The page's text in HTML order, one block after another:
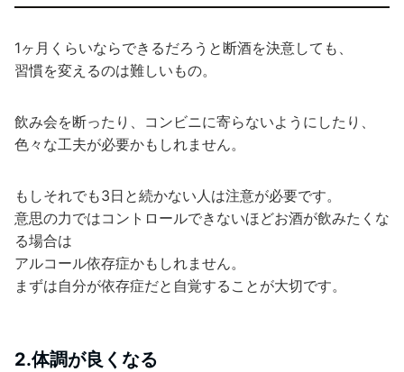
1ヶ月くらいならできるだろうと断酒を決意しても、
習慣を変えるのは難しいもの。
飲み会を断ったり、コンビニに寄らないようにしたり、
色々な工夫が必要かもしれません。
もしそれでも3日と続かない人は注意が必要です。
意思の力ではコントロールできないほどお酒が飲みたくな
る場合は
アルコール依存症かもしれません。
まずは自分が依存症だと自覚することが大切です。
2.体調が良くなる